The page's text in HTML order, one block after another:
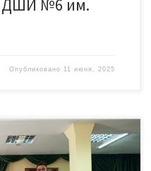
ДШИ №6 им.
Опубликовано 11 июня, 2025